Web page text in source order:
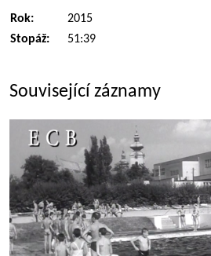
Rok:
2015
Stopáž:
51:39
Související záznamy